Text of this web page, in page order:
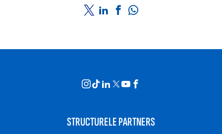
STRUCTURELE PARTNERS